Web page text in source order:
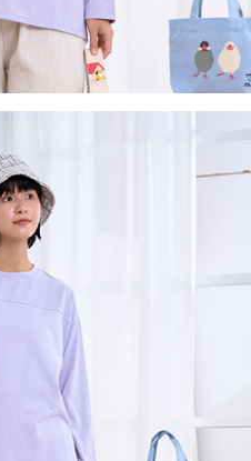
訊註冊。若發現惡意使用之情形，
之使用額度並採取法律行動。